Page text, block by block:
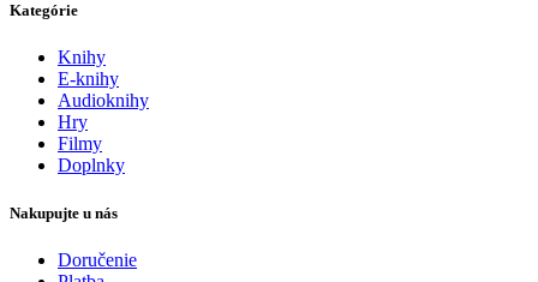
Kategórie
Knihy
E-knihy
Audioknihy
Hry
Filmy
Doplnky
Nakupujte u nás
Doručenie